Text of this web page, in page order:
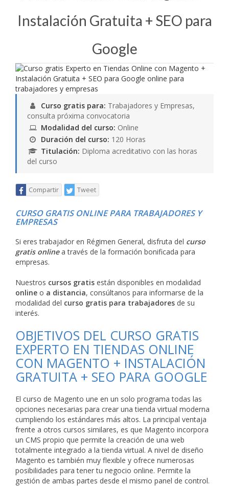
Instalación Gratuita + SEO para
Google
Curso gratis para: Trabajadores y Empresas,
consulta próxima convocatoria
Modalidad del curso: Online
Duración del curso: 120 Horas
Titulación: Diploma acreditativo con las horas
del curso
Compartir Tweet
CURSO GRATIS ONLINE PARA TRABAJADORES Y
EMPRESAS
Si eres trabajador en Régimen General, disfruta del curso
gratis onlinea través de la formación bonificada para
empresas.
Nuestros cursos gratis están disponibles en modalidad
online o a distancia, consúltanos para informarse de la
modalidad del curso gratis para trabajadores de su
interés.
OBJETIVOS DEL CURSO GRATIS
EXPERTO EN TIENDAS ONLINE
CON MAGENTO + INSTALACIÓN
GRATUITA + SEO PARA GOOGLE
El curso de Magento une en un solo programa todas las
opciones necesarias para crear una tienda virtual moderna
cumpliendo los estándares más altos. La principal ventaja
frente a otros cursos similares, es que Magento incorpora
un CMS propio que permite la creación de una web
totalmente integrado a la tienda virtual. A nivel de diseño
Magento es también muy flexible y ofrece numerosas
posibilidades para tener tu negocio online. Permite la
gestión de ambas partes desde el mismo panel de control.